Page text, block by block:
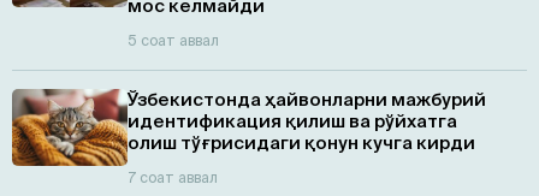
мос келмайди
5 соат аввал
Ўзбекистонда ҳайвонларни мажбурий
идентификация қилиш ва рўйхатга
олиш тўғрисидаги қонун кучга кирди
7 соат аввал